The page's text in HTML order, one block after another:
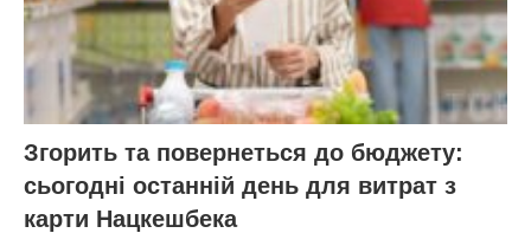
Згорить та повернеться до бюджету:
сьогодні останній день для витрат з
карти Нацкешбека